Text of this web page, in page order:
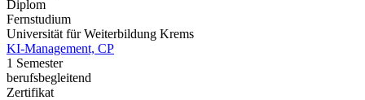
Diplom
Fernstudium
Universität für Weiterbildung Krems
KI-Management, CP
1 Semester
berufsbegleitend
Zertifikat